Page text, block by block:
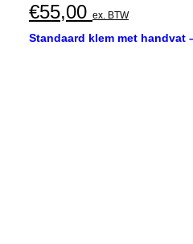
€55,00 ex. BTW
Standaard klem met handvat